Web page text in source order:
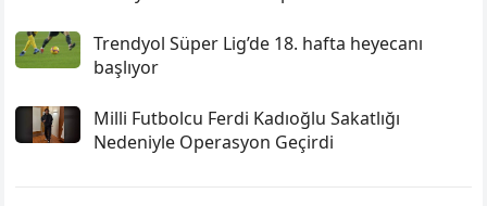
Trendyol Süper Lig’de 18. hafta heyecanı
başlıyor
Milli Futbolcu Ferdi Kadıoğlu Sakatlığı
Nedeniyle Operasyon Geçirdi